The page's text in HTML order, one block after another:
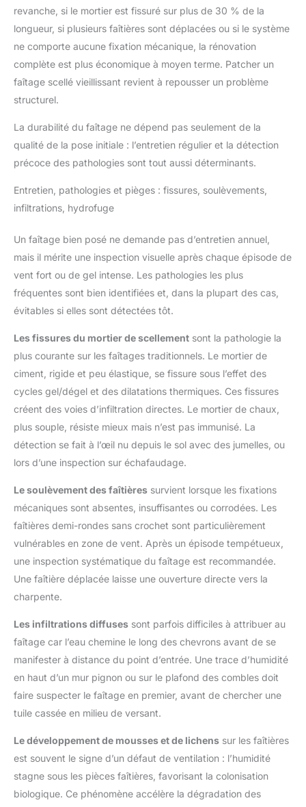
revanche, si le mortier est fissuré sur plus de 30 % de la
longueur, si plusieurs faîtières sont déplacées ou si le système
ne comporte aucune fixation mécanique, la rénovation
complète est plus économique à moyen terme. Patcher un
faîtage scellé vieillissant revient à repousser un problème
structurel.
La durabilité du faîtage ne dépend pas seulement de la
qualité de la pose initiale : l’entretien régulier et la détection
précoce des pathologies sont tout aussi déterminants.
Entretien, pathologies et pièges : fissures, soulèvements,
infiltrations, hydrofuge
Un faîtage bien posé ne demande pas d’entretien annuel,
mais il mérite une inspection visuelle après chaque épisode de
vent fort ou de gel intense. Les pathologies les plus
fréquentes sont bien identifiées et, dans la plupart des cas,
évitables si elles sont détectées tôt.
Les fissures du mortier de scellement sont la pathologie la
plus courante sur les faîtages traditionnels. Le mortier de
ciment, rigide et peu élastique, se fissure sous l’effet des
cycles gel/dégel et des dilatations thermiques. Ces fissures
créent des voies d’infiltration directes. Le mortier de chaux,
plus souple, résiste mieux mais n’est pas immunisé. La
détection se fait à l’œil nu depuis le sol avec des jumelles, ou
lors d’une inspection sur échafaudage.
Le soulèvement des faîtières survient lorsque les fixations
mécaniques sont absentes, insuffisantes ou corrodées. Les
faîtières demi-rondes sans crochet sont particulièrement
vulnérables en zone de vent. Après un épisode tempétueux,
une inspection systématique du faîtage est recommandée.
Une faîtière déplacée laisse une ouverture directe vers la
charpente.
Les infiltrations diffuses sont parfois difficiles à attribuer au
faîtage car l’eau chemine le long des chevrons avant de se
manifester à distance du point d’entrée. Une trace d’humidité
en haut d’un mur pignon ou sur le plafond des combles doit
faire suspecter le faîtage en premier, avant de chercher une
tuile cassée en milieu de versant.
Le développement de mousses et de lichens sur les faîtières
est souvent le signe d’un défaut de ventilation : l’humidité
stagne sous les pièces faîtières, favorisant la colonisation
biologique. Ce phénomène accélère la dégradation des